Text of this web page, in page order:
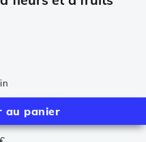
au panier